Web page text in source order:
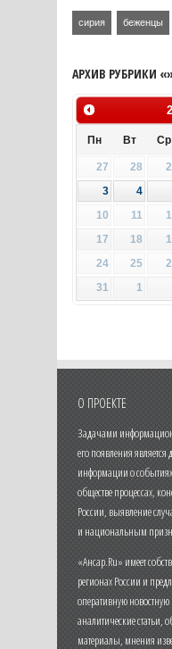
сирия беженцы
АРХИВ РУБРИКИ
Пн Вт Ср
27 28
3
4
10
11
17
18
24
25
31
1
О ПРОЕКТЕ
Задачами
его появления
информации о
обществе процессах,
России, выявление
и национальным
«Ансар.Ru» имеет
регионах России и
оперативную
аналитические статьи,
материалы, мнения